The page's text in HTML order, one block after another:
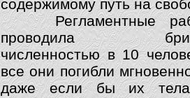
содержимому путь на
Регламентные
проводила
численностью в 10
все они погибли
даже если бы их